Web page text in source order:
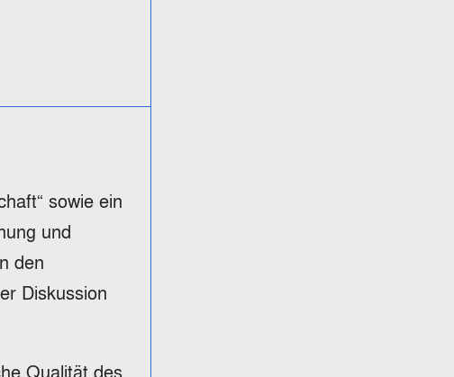
sowie ein
und
den
Diskussion
Qualität des